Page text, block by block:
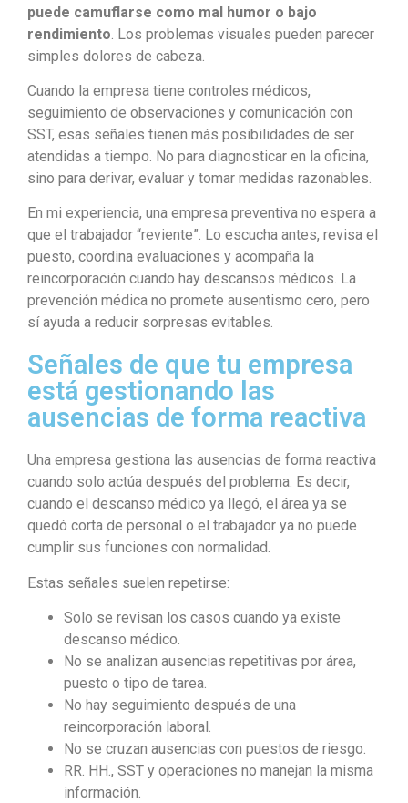
puede camuflarse como mal humor o bajo
rendimiento . Los problemas visuales pueden parecer
simples dolores de cabeza.
Cuando la empresa tiene controles médicos,
seguimiento de observaciones y comunicación con
SST, esas señales tienen más posibilidades de ser
atendidas a tiempo. No para diagnosticar en la oficina,
sino para derivar, evaluar y tomar medidas razonables.
En mi experiencia, una empresa preventiva no espera a
que el trabajador “reviente”. Lo escucha antes, revisa el
puesto, coordina evaluaciones y acompaña la
reincorporación cuando hay descansos médicos. La
prevención médica no promete ausentismo cero, pero
sí ayuda a reducir sorpresas evitables.
Señales de que tu empresa
está gestionando las
ausencias de forma reactiva
Una empresa gestiona las ausencias de forma reactiva
cuando solo actúa después del problema. Es decir,
cuando el descanso médico ya llegó, el área ya se
quedó corta de personal o el trabajador ya no puede
cumplir sus funciones con normalidad.
Estas señales suelen repetirse:
Solo se revisan los casos cuando ya existe
descanso médico.
No se analizan ausencias repetitivas por área,
puesto o tipo de tarea.
No hay seguimiento después de una
reincorporación laboral.
No se cruzan ausencias con puestos de riesgo.
RR. HH., SST y operaciones no manejan la misma
información.